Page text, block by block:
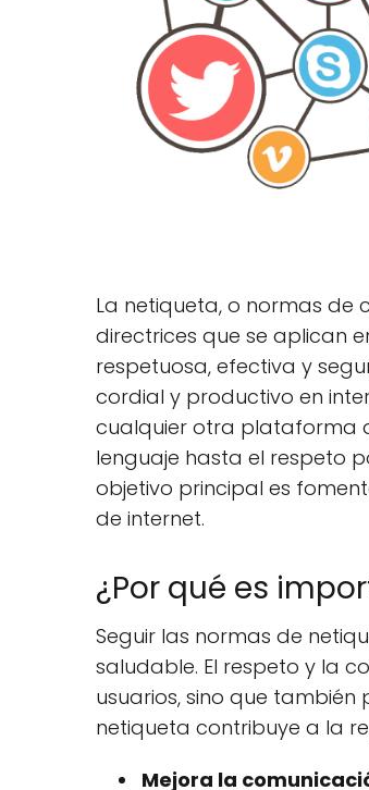
La netiqueta, o normas de
directrices que se aplican
respetuosa, efectiva y
cordial y productivo en
cualquier otra plataforma
lenguaje hasta el respeto
objetivo principal es
de internet.
¿Por qué es
Seguir las normas de
saludable. El respeto y la
usuarios, sino que
netiqueta contribuye a la
Mejora la